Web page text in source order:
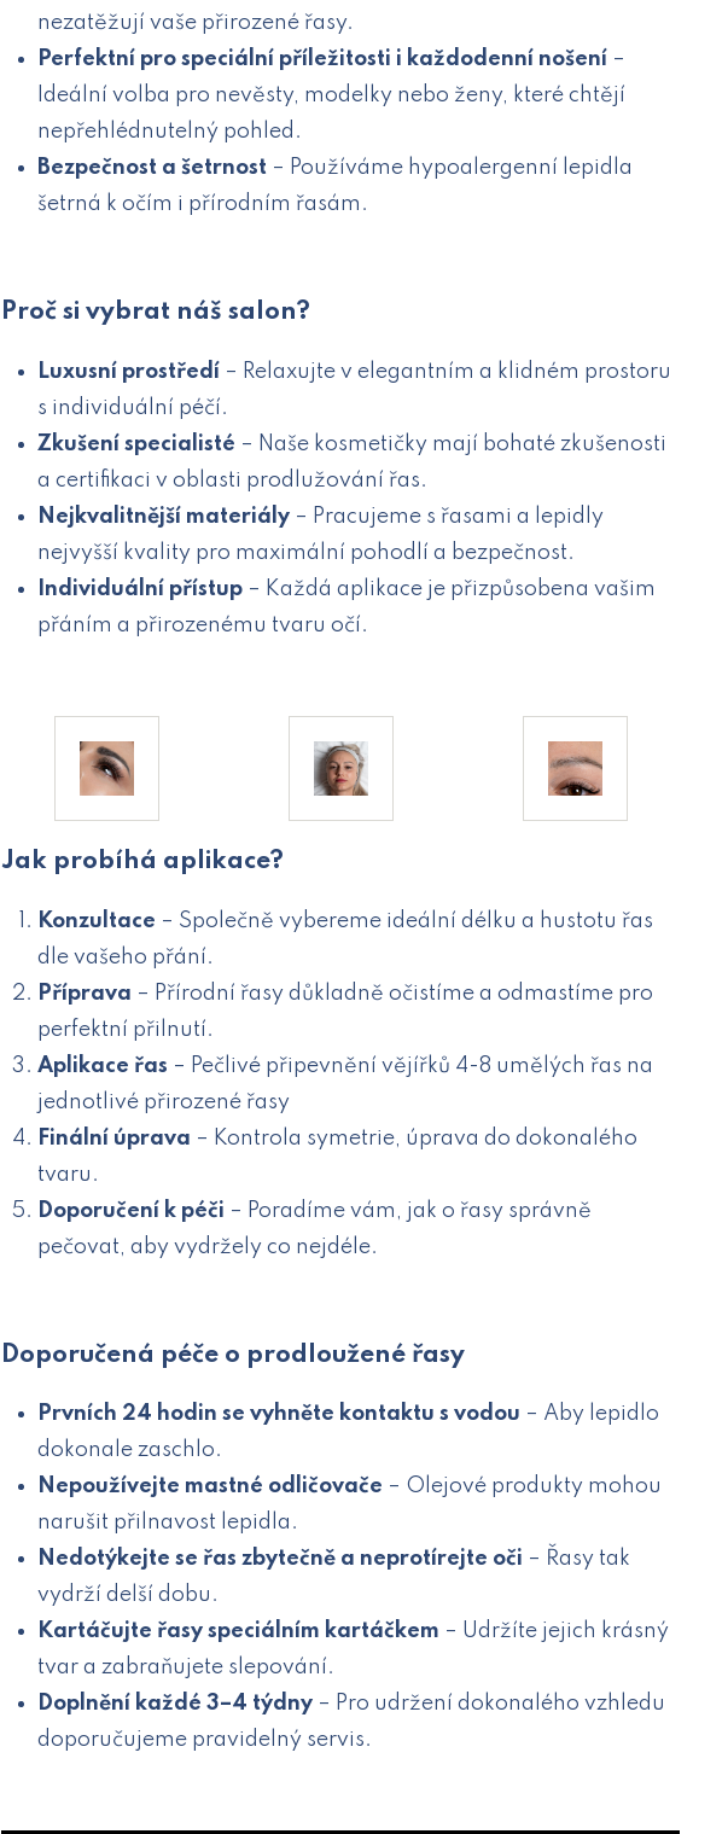
nezatěžují vaše přirozené řasy.
Perfektní pro speciální příležitosti i každodenní nošení –
Ideální volba pro nevěsty, modelky nebo ženy, které chtějí
nepřehlédnutelný pohled.
Bezpečnost a šetrnost – Používáme hypoalergenní lepidla
šetrná k očím i přírodním řasám.
Proč si vybrat náš salon?
Luxusní prostředí – Relaxujte v elegantním a klidném prostoru
s individuální péčí.
Zkušení specialisté – Naše kosmetičky mají bohaté zkušenosti
a certifikaci v oblasti prodlužování řas.
Nejkvalitnější materiály – Pracujeme s řasami a lepidly
nejvyšší kvality pro maximální pohodlí a bezpečnost.
Individuální přístup – Každá aplikace je přizpůsobena vašim
přáním a přirozenému tvaru očí.
Jak probíhá aplikace?
Konzultace – Společně vybereme ideální délku a hustotu řas
dle vašeho přání.
Příprava – Přírodní řasy důkladně očistíme a odmastíme pro
perfektní přilnutí.
Aplikace řas – Pečlivé připevnění vějířků 4-8 umělých řas na
jednotlivé přirozené řasy
Finální úprava – Kontrola symetrie, úprava do dokonalého
tvaru.
Doporučení k péči – Poradíme vám, jak o řasy správně
pečovat, aby vydržely co nejdéle.
Doporučená péče o prodloužené řasy
Prvních 24 hodin se vyhněte kontaktu s vodou – Aby lepidlo
dokonale zaschlo.
Nepoužívejte mastné odličovače – Olejové produkty mohou
narušit přilnavost lepidla.
Nedotýkejte se řas zbytečně a neprotírejte oči – Řasy tak
vydrží delší dobu.
Kartáčujte řasy speciálním kartáčkem – Udržíte jejich krásný
tvar a zabraňujete slepování.
Doplnění každé 3–4 týdny – Pro udržení dokonalého vzhledu
doporučujeme pravidelný servis.